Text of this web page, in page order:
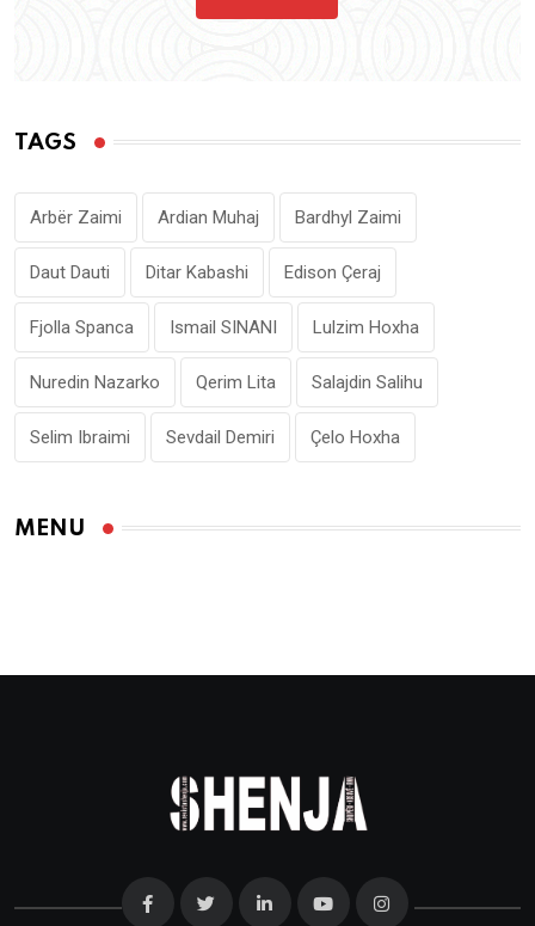
TAGS
Arbër Zaimi Ardian Muhaj Bardhyl Zaimi
Daut Dauti Ditar Kabashi Edison Çeraj
Fjolla Spanca Ismail SINANI Lulzim Hoxha
Nuredin Nazarko Qerim Lita Salajdin Salihu
Selim Ibraimi Sevdail Demiri Çelo Hoxha
MENU